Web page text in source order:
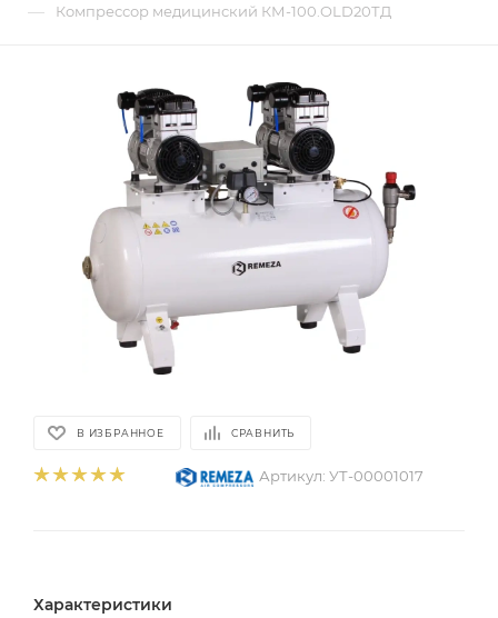
— Компрессор медицинский КМ-100.OLD20ТД
В ИЗБРАННОЕ СРАВНИТЬ
Артикул: УТ-00001017
Характеристики